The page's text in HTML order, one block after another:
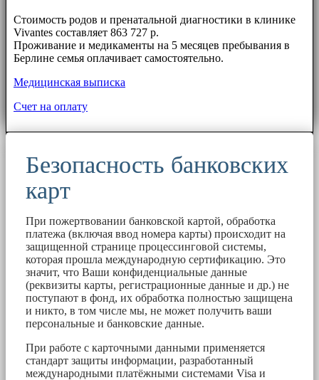
Стоимость родов и пренатальной диагностики в клинике
Vivantes составляет 863 727 р.
Проживание и медикаменты на 5 месяцев пребывания в
Берлине семья оплачивает самостоятельно.
Медицинская выписка
Счет на оплату
Безопасность банковских
карт
При пожертвовании банковской картой, обработка
платежа (включая ввод номера карты) происходит на
защищенной странице процессинговой системы,
которая прошла международную сертификацию. Это
значит, что Ваши конфиденциальные данные
(реквизиты карты, регистрационные данные и др.) не
поступают в фонд, их обработка полностью защищена
и никто, в том числе мы, не может получить ваши
персональные и банковские данные.
При работе с карточными данными применяется
стандарт защиты информации, разработанный
международными платёжными системами Visa и